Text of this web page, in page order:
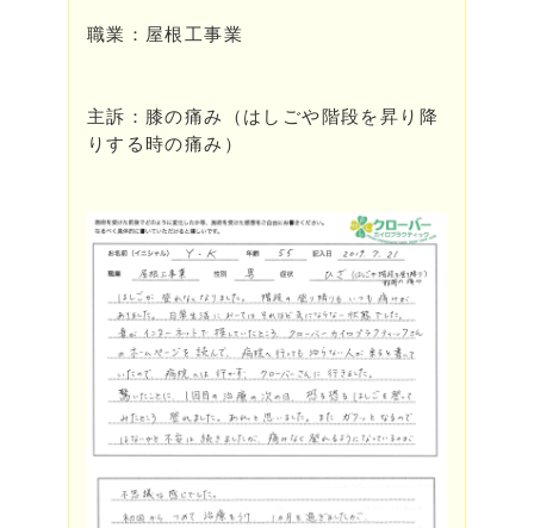
職業：屋根工事業
主訴：膝の痛み（はしごや階段を昇り降
りする時の痛み）